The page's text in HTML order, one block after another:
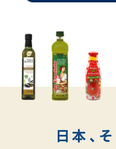
日本、